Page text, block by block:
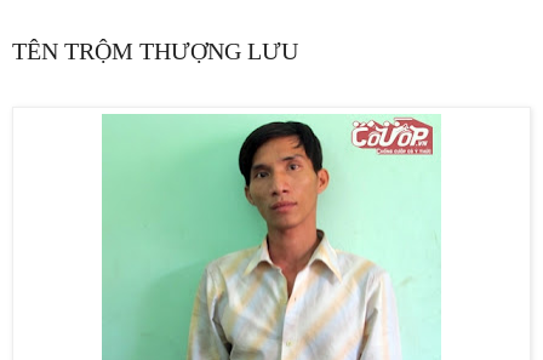
TÊN TRỘM THƯỢNG LƯU